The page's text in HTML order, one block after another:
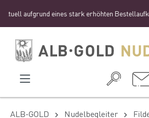
aufgrund eines stark erhöhten
ALB-GOLD Nudelbegleiter